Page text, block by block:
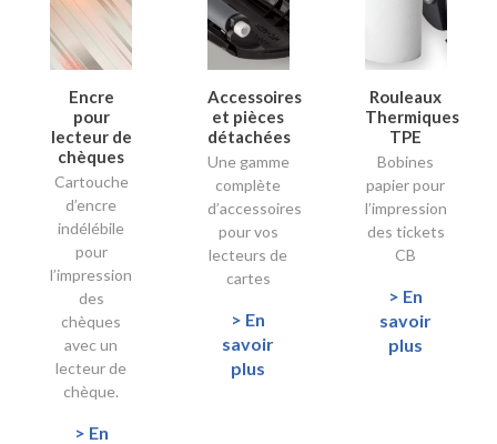
Encre
pour
lecteur de
chèques
Cartouche
d’encre
indélébile
pour
l’impression
des
chèques
avec un
lecteur de
chèque.
> En
Accessoires
et pièces
détachées
Une gamme
complète
d’accessoires
pour vos
lecteurs de
cartes
> En
savoir
plus
Rouleaux
Thermiques
TPE
Bobines
papier pour
l’impression
des tickets
CB
> En
savoir
plus